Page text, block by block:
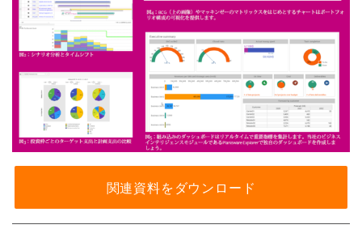
関連資料をダウンロード